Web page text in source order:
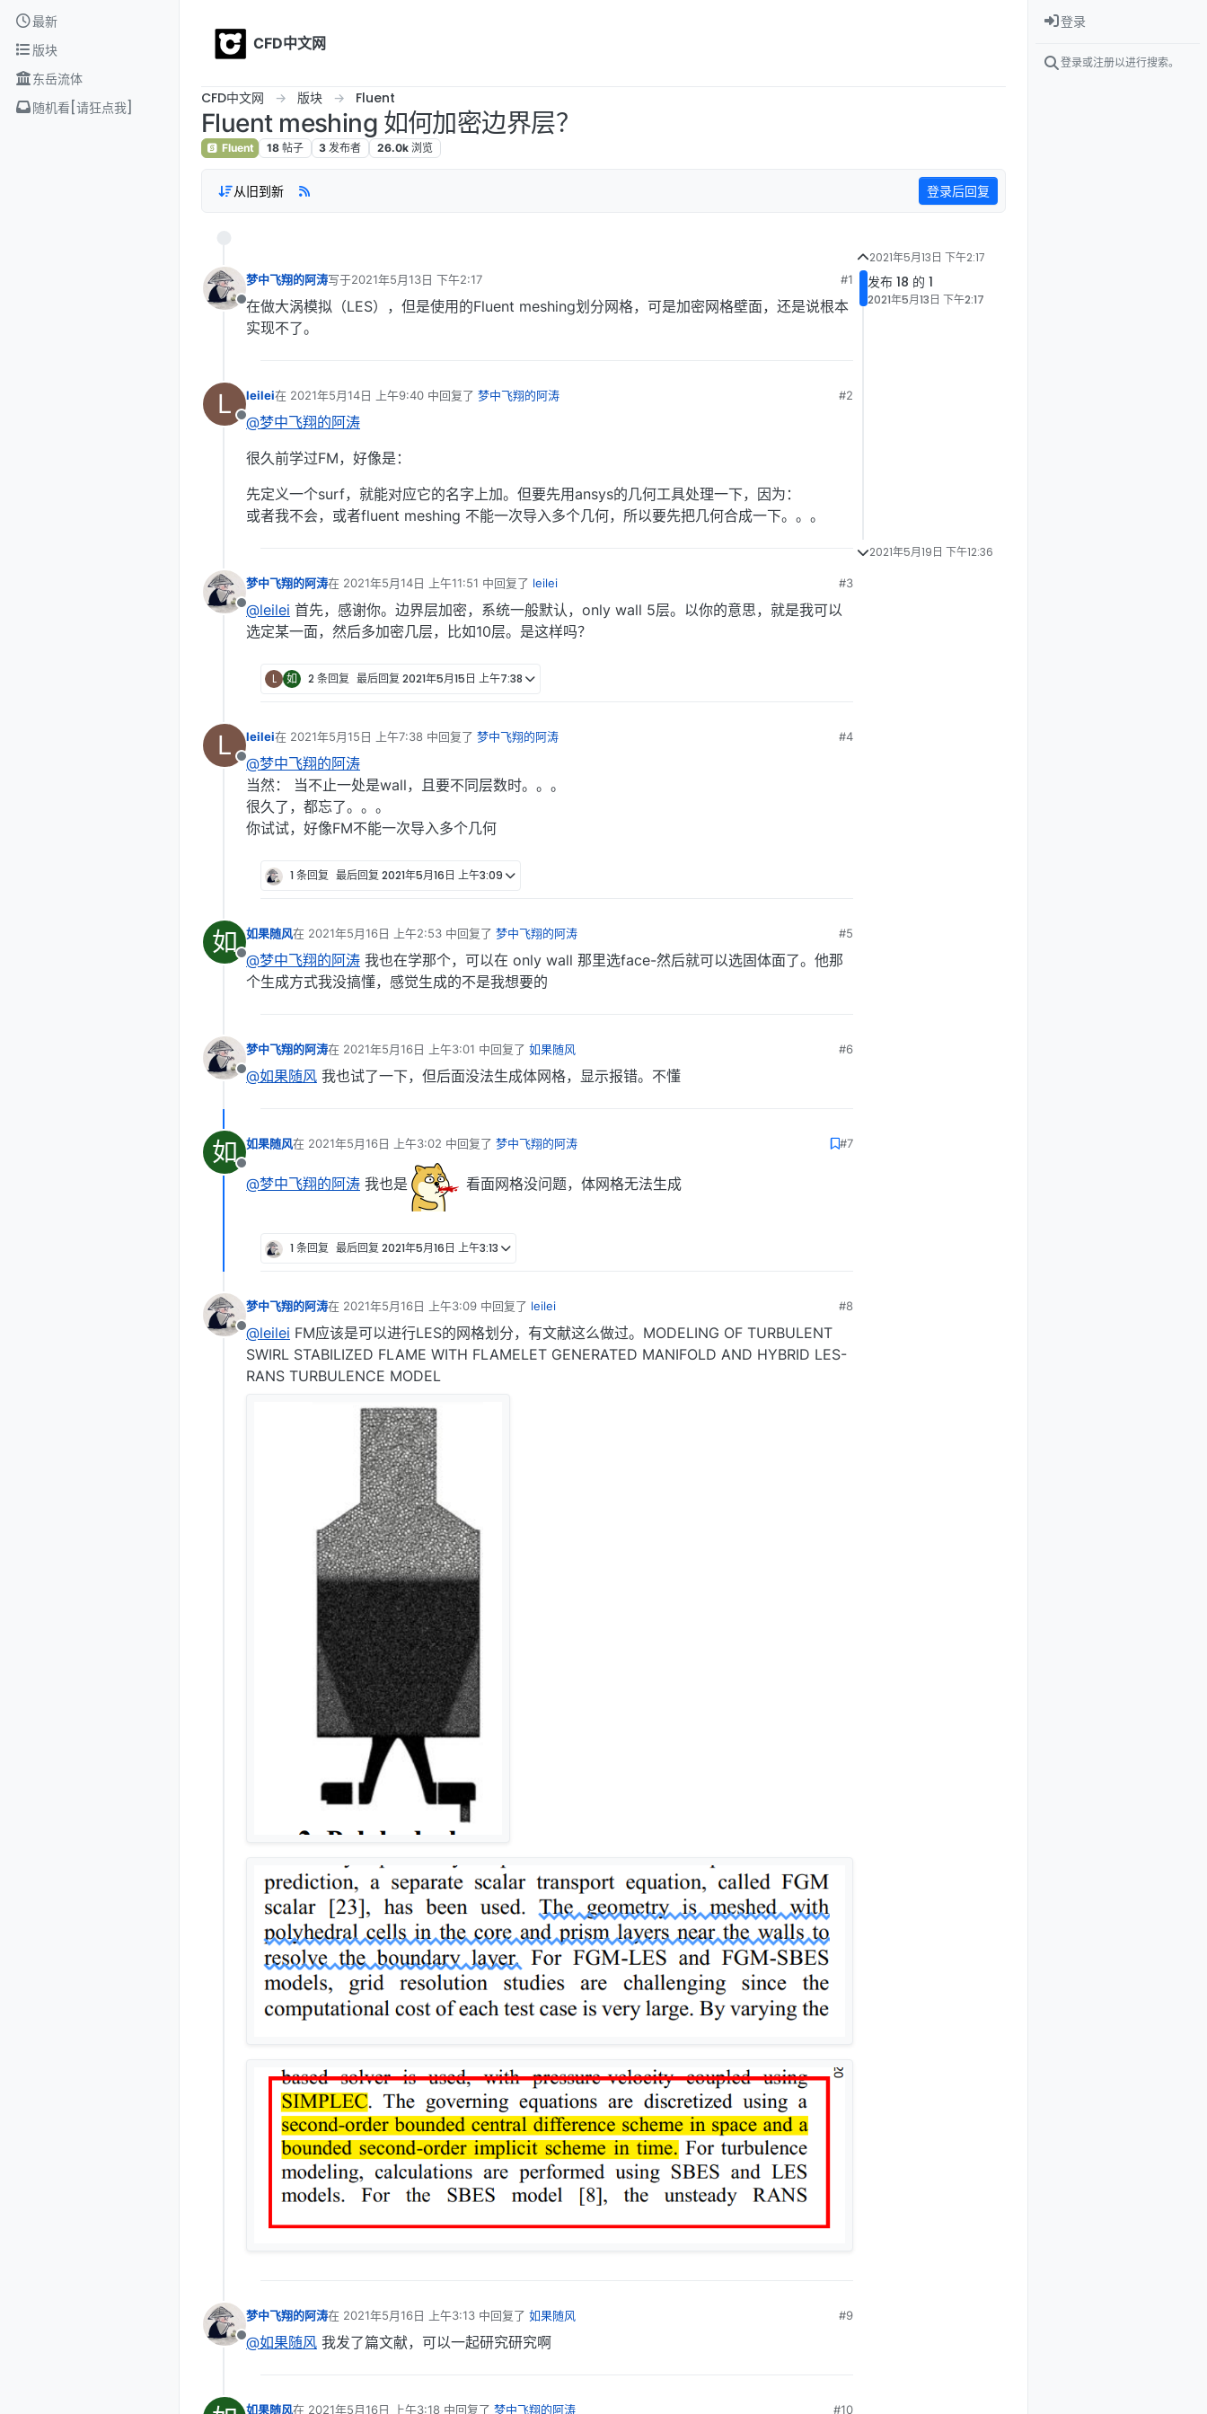
Skip to content
最新
版块
东岳流体
随机看[请狂点我]
CFD中文网
CFD中文网 版块 Fluent
Fluent meshing 如何加密边界层？
Fluent 18 帖子 3 发布者 26.0k 浏览
从旧到新 登录后回复
离线
梦中飞翔的阿涛写于2021年5月13日 下午2:17
最后由 编辑
#1
在做大涡模拟（LES），但是使用的Fluent meshing划分网格，可是加密网格壁面，还是说根本
实现不了。
L
离线
leilei在 2021年5月14日 上午9:40 中回复了 梦中飞翔的阿涛
最后由 编辑
#2
@梦中飞翔的阿涛
很久前学过FM，好像是：
先定义一个surf，就能对应它的名字上加。但要先用ansys的几何工具处理一下，因为：
或者我不会，或者fluent meshing 不能一次导入多个几何，所以要先把几何合成一下。。。
离线
梦中飞翔的阿涛在 2021年5月14日 上午11:51 中回复了 leilei
最后由 编辑
#3
@leilei 首先，感谢你。边界层加密，系统一般默认，only wall 5层。以你的意思，就是我可以
选定某一面，然后多加密几层，比如10层。是这样吗？
L 如 2 条回复 最后回复 2021年5月15日 上午7:38
L
离线
leilei在 2021年5月15日 上午7:38 中回复了 梦中飞翔的阿涛
最后由 编辑
#4
@梦中飞翔的阿涛
当然： 当不止一处是wall，且要不同层数时。。。
很久了，都忘了。。。
你试试，好像FM不能一次导入多个几何
1 条回复 最后回复 2021年5月16日 上午3:09
如
离线
如果随风在 2021年5月16日 上午2:53 中回复了 梦中飞翔的阿涛
最后由 编辑
#5
@梦中飞翔的阿涛 我也在学那个，可以在 only wall 那里选face-然后就可以选固体面了。他那
个生成方式我没搞懂，感觉生成的不是我想要的
离线
梦中飞翔的阿涛在 2021年5月16日 上午3:01 中回复了 如果随风
最后由 编辑
#6
@如果随风 我也试了一下，但后面没法生成体网格，显示报错。不懂
如
离线
如果随风在 2021年5月16日 上午3:02 中回复了 梦中飞翔的阿涛
最后由 编辑
#7
@梦中飞翔的阿涛 我也是 看面网格没问题，体网格无法生成
1 条回复 最后回复 2021年5月16日 上午3:13
离线
梦中飞翔的阿涛在 2021年5月16日 上午3:09 中回复了 leilei
最后由 编辑
#8
@leilei FM应该是可以进行LES的网格划分，有文献这么做过。MODELING OF TURBULENT
SWIRL STABILIZED FLAME WITH FLAMELET GENERATED MANIFOLD AND HYBRID LES-
RANS TURBULENCE MODEL
离线
梦中飞翔的阿涛在 2021年5月16日 上午3:13 中回复了 如果随风
最后由 编辑
#9
@如果随风 我发了篇文献，可以一起研究研究啊
如果随风在 2021年5月16日 上午3:18 中回复了 梦中飞翔的阿涛 #10
2021年5月13日 下午2:17
发布 18 的 1
2021年5月13日 下午2:17
2021年5月19日 下午12:36
登录
登录或注册以进行搜索。